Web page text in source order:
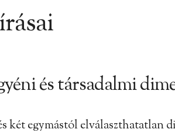
és társadalmi
két egymástól